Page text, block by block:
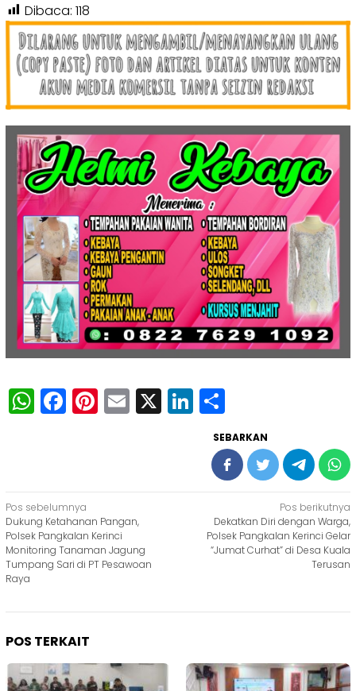
Dibaca: 118
WhatsApp
Facebook
Pinterest
Email
X LinkedIn
SEBARKAN
Navigasi
pos
Pos sebelumnya
Dukung Ketahanan Pangan,
Polsek Pangkalan Kerinci
Monitoring Tanaman Jagung
Tumpang Sari di PT Pesawoan
Raya
Pos berikutnya
Dekatkan Diri dengan Warga,
Polsek Pangkalan Kerinci Gelar
“Jumat Curhat” di Desa Kuala
Terusan
POS TERKAIT